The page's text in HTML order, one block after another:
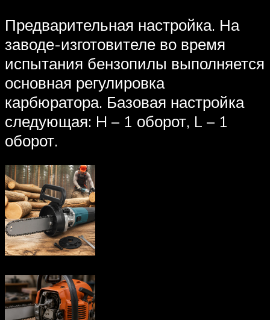
Предварительная настройка. На
заводе-изготовителе во время
испытания бензопилы выполняется
основная регулировка
карбюратора. Базовая настройка
следующая: H – 1 оборот, L – 1
оборот.